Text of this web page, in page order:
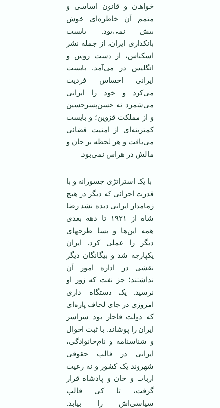
خواهان و قانون اساسی و
متمم آن خاطره‌ای خوش
بیش نمی‌بود. بایست
بانکداری ایران، از جمله نشر
اسکناس، از دست روس و
انگلیس در می‌آمد. بایست
ایرانی احساس فردیت
می‌کرد و خود را ایرانی
می‌شمرد نه حسن‌پسر‌حسین
و از مملکت قزوین؛ و بایست
کمترینه‌ای از امنیت قضائی
می‌یافت و هر لحظه بر جان و
مالش در هراس نمی‌بود.
با یک استراتژی جسورانه و با
قدرت اجرائی که دیگر در هیچ
زمامدار ایرانی دیده نشد رضا
شاه از ۱۹۲۱ تا دهه بعدی
همه این‌ها و بسا طرحهای
دیگر را عملی کرد. ایران
یکپارچه شد و بیگانگان دیگر
نقشی در اداره امور آن
نداشتند؛ جز نفت که زور او
نرسید. یک دستگاه اداری
امروزی در جای لحاف پاره‌ای
که دولت قاجار بود سراسر
ایران را پوشاند. با ثبت احوال
و شناسنامه و نام‌خانوادگی،
ایرانی در قالب حقوقی
شهروند یک کشور و نه رعیت
ارباب و خان و پادشاه قرار
گرفت، تا کی قالب
سیاسی‌اش را بیابد.